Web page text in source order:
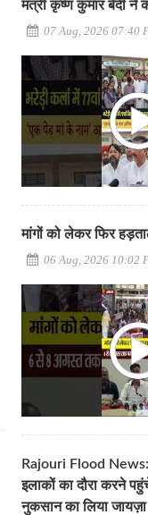
मंत्री कृष्ण कुमार बेदी ने
07 Aug, 2026 07:40
मांगों को लेकर फिर
06 Aug, 2026 10:02
Rajouri Flood News:
इलाकों का दौरा करने
नुकसान का लिया जायज़ा